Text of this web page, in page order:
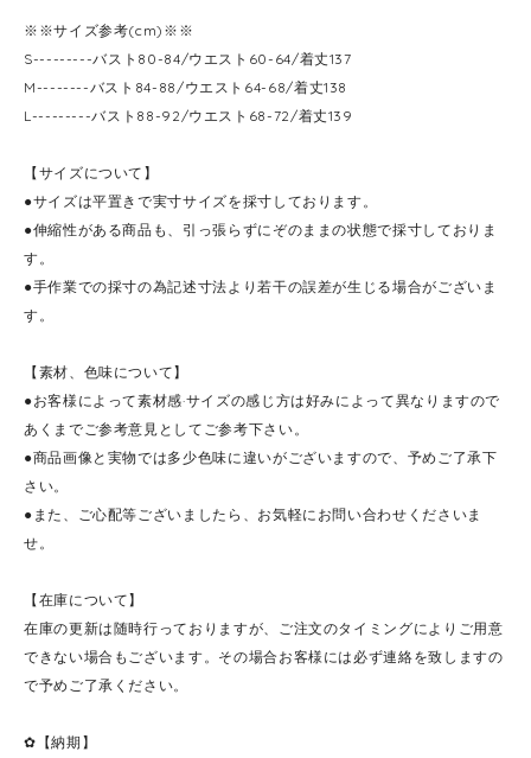
※※サイズ参考(cm)※※
S---------バスト80-84/ウエスト60-64/着丈137
M--------バスト84-88/ウエスト64-68/着丈138
L---------バスト88-92/ウエスト68-72/着丈139
【サイズについて】
●サイズは平置きで実寸サイズを採寸しております。
●伸縮性がある商品も、引っ張らずにぞのままの状態で採寸しておりま
す。
●手作業での採寸の為記述寸法より若干の誤差が生じる場合がございま
す。
【素材、色味について】
●お客様によって素材感·サイズの感じ方は好みによって異なりますので
あくまでご参考意見としてご参考下さい。
●商品画像と実物では多少色味に違いがございますので、予めご了承下
さい。
●また、ご心配等ございましたら、お気軽にお問い合わせくださいま
せ。
【在庫について】
在庫の更新は随時行っておりますが、ご注文のタイミングによりご用意
できない場合もございます。その場合お客様には必ず連絡を致しますの
で予めご了承ください。
✿【納期】